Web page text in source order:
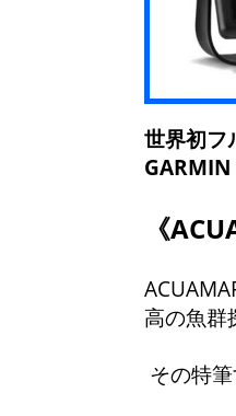
世界初フ
《
高の魚群
その特